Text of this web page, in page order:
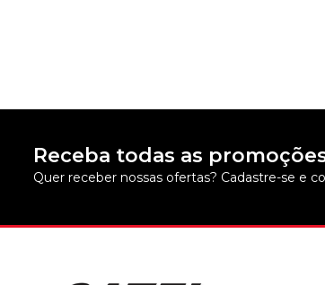
Receba todas as
Quer receber nossas ofertas? Cadastre-se e